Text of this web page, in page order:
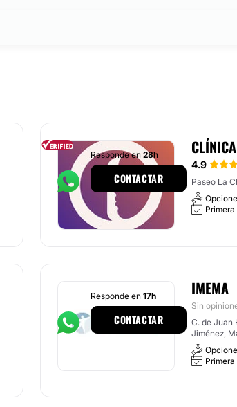
4.9
Paseo La
Responde en 28h
CONTACTAR
IMEMA
Sin
C. de Juan
Jiménez,
Responde en 17h
CONTACTAR